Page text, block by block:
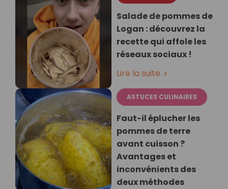
Salade de pommes de
Logan : découvrez la
recette qui affole les
réseaux sociaux !
Lire la suite
ASTUCES CULINAIRES
Faut-il éplucher les
pommes de terre
avant cuisson ?
Avantages et
inconvénients des
deux méthodes